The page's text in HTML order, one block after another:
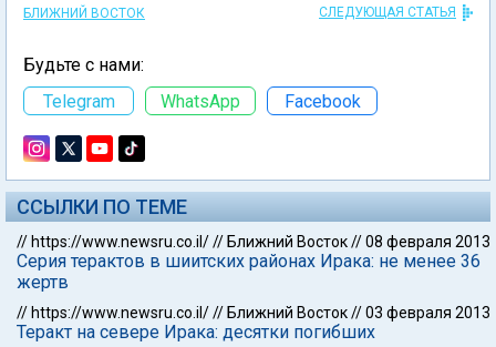
БЛИЖНИЙ ВОСТОК СЛЕДУЮЩАЯ СТАТЬЯ
Будьте с нами:
Telegram
WhatsApp Facebook
ССЫЛКИ ПО ТЕМЕ
// https://www.newsru.co.il/// Ближний Восток//08 февраля 2013
Серия терактов в шиитских районах Ирака: не менее 36
жертв
// https://www.newsru.co.il/// Ближний Восток//03 февраля 2013
Теракт на севере Ирака: десятки погибших